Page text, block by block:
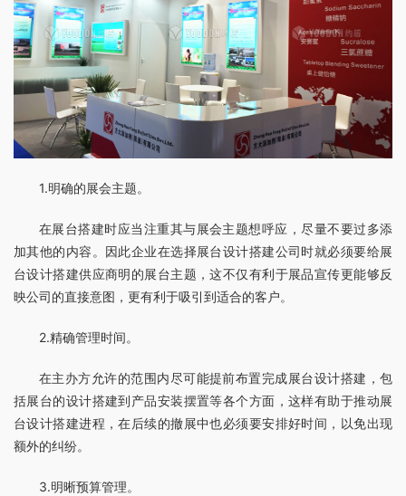
1.明确的展会主题。
在展台搭建时应当注重其与展会主题想呼应，尽量不要过多添
加其他的内容。因此企业在选择展台设计搭建公司时就必须要给展
台设计搭建供应商明的展台主题，这不仅有利于展品宣传更能够反
映公司的直接意图，更有利于吸引到适合的客户。
2.精确管理时间。
在主办方允许的范围内尽可能提前布置完成展台设计搭建，包
括展台的设计搭建到产品安装摆置等各个方面，这样有助于推动展
台设计搭建进程，在后续的撤展中也必须要安排好时间，以免出现
额外的纠纷。
3.明晰预算管理。